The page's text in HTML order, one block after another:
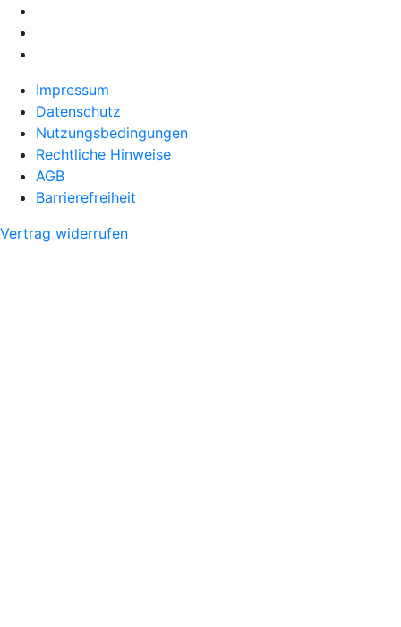
Impressum
Datenschutz
Nutzungsbedingungen
Rechtliche Hinweise
AGB
Barrierefreiheit
Vertrag widerrufen